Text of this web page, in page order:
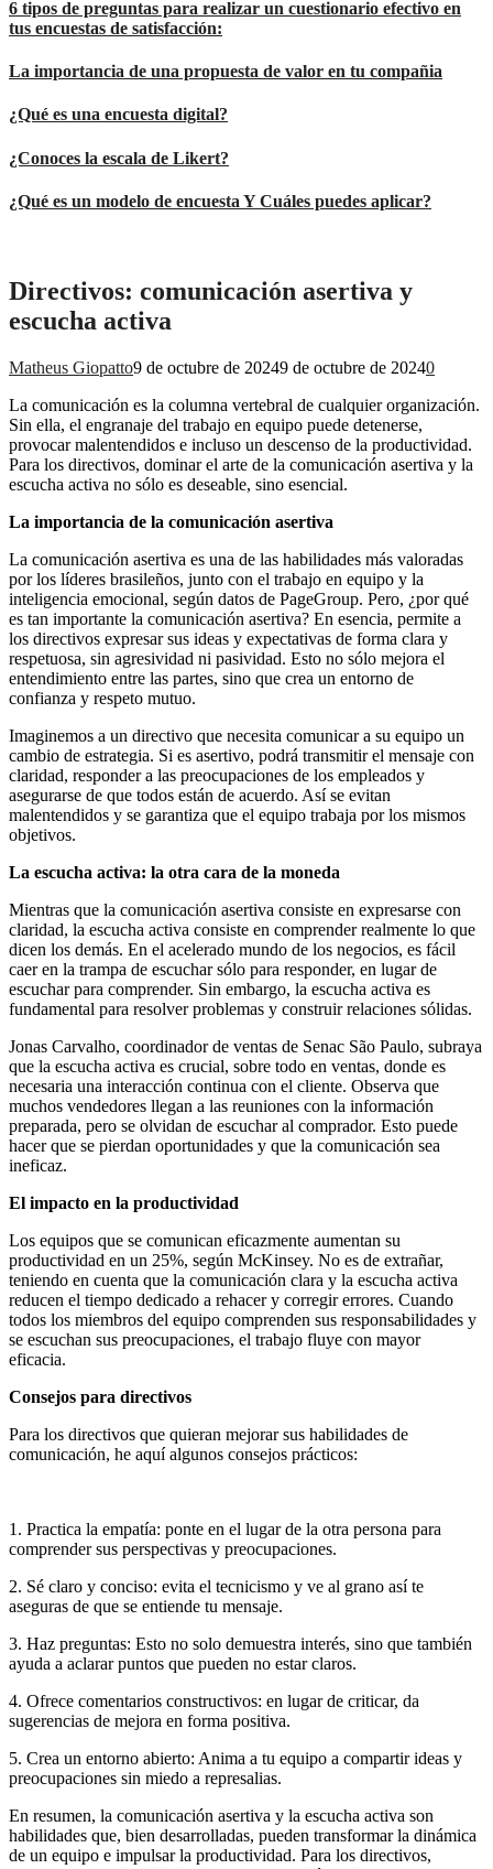
6 tipos de preguntas para realizar un cuestionario efectivo en
tus encuestas de satisfacción:
La importancia de una propuesta de valor en tu compañia
¿Qué es una encuesta digital?
¿Conoces la escala de Likert?
¿Qué es un modelo de encuesta Y Cuáles puedes aplicar?
Directivos: comunicación asertiva y
escucha activa
Matheus Giopatto9 de octubre de 20249 de octubre de 20240
La comunicación es la columna vertebral de cualquier organización.
Sin ella, el engranaje del trabajo en equipo puede detenerse,
provocar malentendidos e incluso un descenso de la productividad.
Para los directivos, dominar el arte de la comunicación asertiva y la
escucha activa no sólo es deseable, sino esencial.
La importancia de la comunicación asertiva
La comunicación asertiva es una de las habilidades más valoradas
por los líderes brasileños, junto con el trabajo en equipo y la
inteligencia emocional, según datos de PageGroup. Pero, ¿por qué
es tan importante la comunicación asertiva? En esencia, permite a
los directivos expresar sus ideas y expectativas de forma clara y
respetuosa, sin agresividad ni pasividad. Esto no sólo mejora el
entendimiento entre las partes, sino que crea un entorno de
confianza y respeto mutuo.
Imaginemos a un directivo que necesita comunicar a su equipo un
cambio de estrategia. Si es asertivo, podrá transmitir el mensaje con
claridad, responder a las preocupaciones de los empleados y
asegurarse de que todos están de acuerdo. Así se evitan
malentendidos y se garantiza que el equipo trabaja por los mismos
objetivos.
La escucha activa: la otra cara de la moneda
Mientras que la comunicación asertiva consiste en expresarse con
claridad, la escucha activa consiste en comprender realmente lo que
dicen los demás. En el acelerado mundo de los negocios, es fácil
caer en la trampa de escuchar sólo para responder, en lugar de
escuchar para comprender. Sin embargo, la escucha activa es
fundamental para resolver problemas y construir relaciones sólidas.
Jonas Carvalho, coordinador de ventas de Senac São Paulo, subraya
que la escucha activa es crucial, sobre todo en ventas, donde es
necesaria una interacción continua con el cliente. Observa que
muchos vendedores llegan a las reuniones con la información
preparada, pero se olvidan de escuchar al comprador. Esto puede
hacer que se pierdan oportunidades y que la comunicación sea
ineficaz.
El impacto en la productividad
Los equipos que se comunican eficazmente aumentan su
productividad en un 25%, según McKinsey. No es de extrañar,
teniendo en cuenta que la comunicación clara y la escucha activa
reducen el tiempo dedicado a rehacer y corregir errores. Cuando
todos los miembros del equipo comprenden sus responsabilidades y
se escuchan sus preocupaciones, el trabajo fluye con mayor
eficacia.
Consejos para directivos
Para los directivos que quieran mejorar sus habilidades de
comunicación, he aquí algunos consejos prácticos:
1. Practica la empatía: ponte en el lugar de la otra persona para
comprender sus perspectivas y preocupaciones.
2. Sé claro y conciso: evita el tecnicismo y ve al grano así te
aseguras de que se entiende tu mensaje.
3. Haz preguntas: Esto no solo demuestra interés, sino que también
ayuda a aclarar puntos que pueden no estar claros.
4. Ofrece comentarios constructivos: en lugar de criticar, da
sugerencias de mejora en forma positiva.
5. Crea un entorno abierto: Anima a tu equipo a compartir ideas y
preocupaciones sin miedo a represalias.
En resumen, la comunicación asertiva y la escucha activa son
habilidades que, bien desarrolladas, pueden transformar la dinámica
de un equipo e impulsar la productividad. Para los directivos,